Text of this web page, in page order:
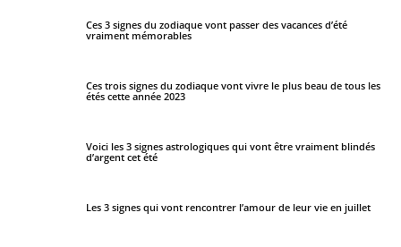
Ces 3 signes du zodiaque vont passer des vacances d’été
vraiment mémorables
Ces trois signes du zodiaque vont vivre le plus beau de tous les
étés cette année 2023
Voici les 3 signes astrologiques qui vont être vraiment blindés
d’argent cet été
Les 3 signes qui vont rencontrer l’amour de leur vie en juillet